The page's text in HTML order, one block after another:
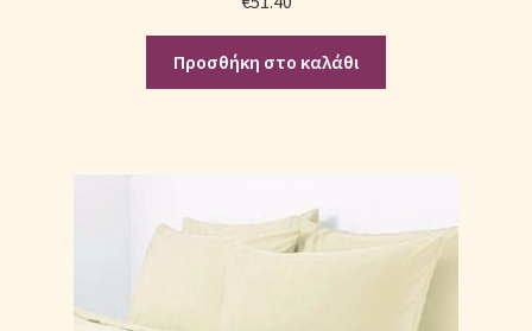
Προσθήκη στο καλάθι